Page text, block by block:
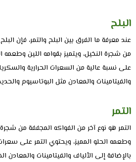
البلح
عند معرفة ما الفرق بين البلح والتمر، فإن
من شجرة النخيل، ويتميز بقوامه اللين
على نسبة عالية من السعرات الحرارية
والفيتامينات والمعادن مثل البوتاسيوم
التمر
التمر هو نوع آخر من الفواكه المجففة من شجرة
وطعمه الحلو المميز، ويحتوي التمر على
بالإضافة إلى الألياف والفيتامينات والمعادن